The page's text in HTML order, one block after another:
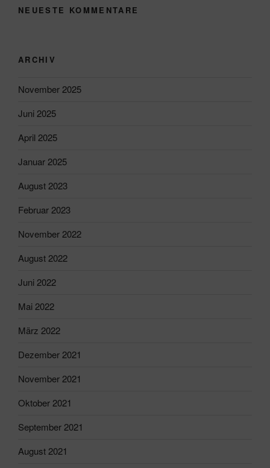
NEUESTE KOMMENTARE
ARCHIV
November 2025
Juni 2025
April 2025
Januar 2025
August 2023
Februar 2023
November 2022
August 2022
Juni 2022
Mai 2022
März 2022
Dezember 2021
November 2021
Oktober 2021
September 2021
August 2021